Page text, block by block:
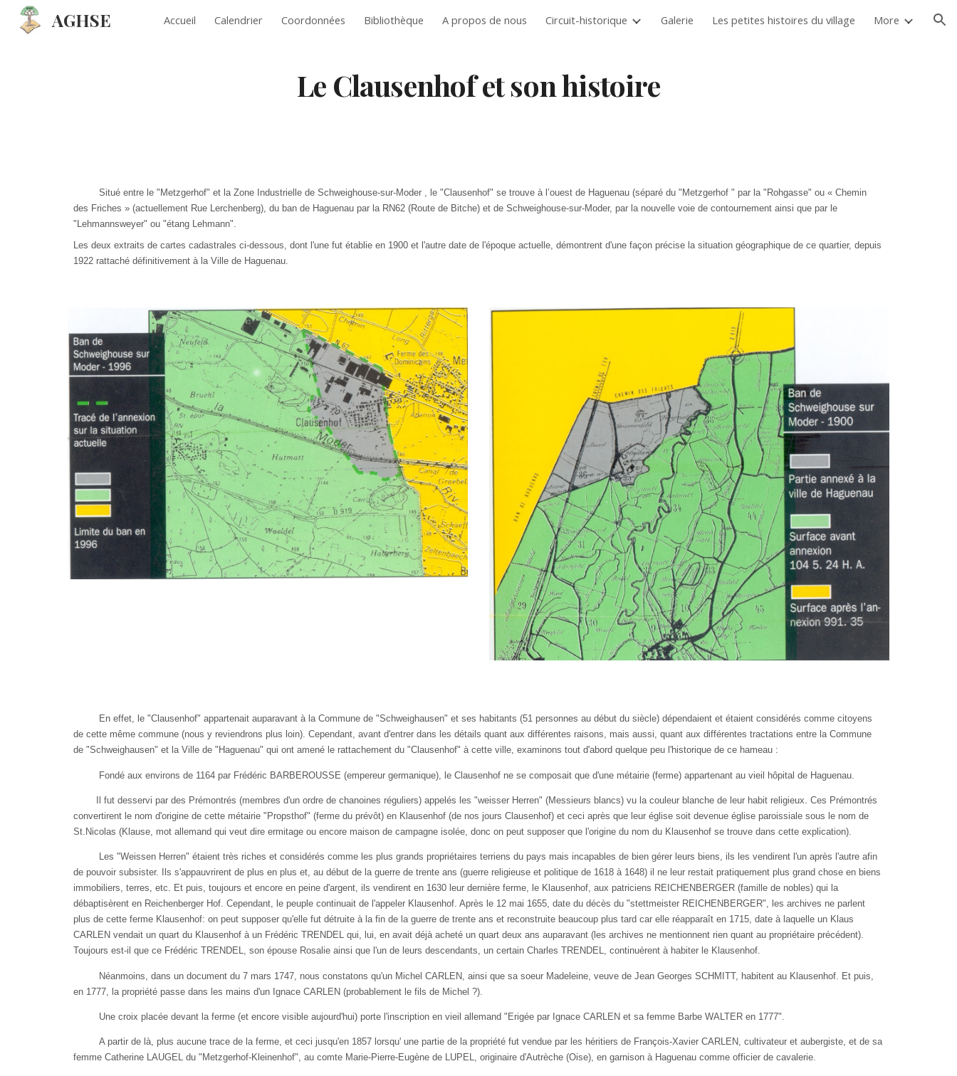
Skip to main content Skip to navigation
AGHSE Accueil Calendrier Coordonnées Bibliothèque A propos de nous Circuit-historique Galerie Les petites histoires du village More
Le Clausenhof et son histoire
Situé entre le "Metzgerhof" et la Zone Industrielle de Schweighouse-sur-Moder , le "Clausenhof" se trouve à l’ouest de Haguenau (séparé du "Metzgerhof " par la "Rohgasse" ou « Chemin
des Friches » (actuellement Rue Lerchen­berg), du ban de Haguenau par la RN62 (Route de Bitche) et de Schweighouse-sur-Moder, par la nouvelle voie de contournement ainsi que par le
"Lehmann­sweyer" ou "étang Lehmann".
Les deux extraits de cartes cadas­trales ci-dessous, dont l'une fut établie en 1900 et l'autre date de l'époque actuelle, démontrent d'une façon pré­cise la situation géographique de ce quartier, depuis
1922 rattaché défini­tivement à la Ville de Haguenau.
En effet, le "Clausenhof" appartenait auparavant à la Commune de "Schweighausen" et ses habitants (51 personnes au début du siècle) dépendaient et étaient considérés comme citoyens
de cette même com­mune (nous y reviendrons plus loin). Cependant, avant d'entrer dans les détails quant aux différentes raisons, mais aussi, quant aux différentes tractations entre la Commune
de "Schweighausen" et la Ville de "Haguenau" qui ont amené le ratta­chement du "Clausenhof" à cette ville, examinons tout d'abord quelque peu l'historique de ce hameau :
Fondé aux environs de 1164 par Frédéric BARBEROUSSE (empereur germanique), le Clausenhof ne se composait que d'une métairie (ferme) appartenant au vieil hôpital de Haguenau.
Il fut desservi par des Prémontrés (membres d'un ordre de chanoines réguliers) appelés les "weisser Herren" (Messieurs blancs) vu la couleur blanche de leur habit religieux. Ces Prémontrés
convertirent le nom d'origine de cette métairie "Propsthof" (ferme du prévôt) en Klausenhof (de nos jours Clausenhof) et ceci après que leur église soit devenue église paroissiale sous le nom de
St.­Nicolas (Klause, mot allemand qui veut dire ermitage ou encore maison de campagne isolée, donc on peut supposer que l'origine du nom du Klausenhof se trouve dans cette expli­cation).
Les "Weissen Herren" étaient très riches et considérés comme les plus grands propriétaires terriens du pays mais incapables de bien gérer leurs biens, ils les vendirent l'un après l'autre afin
de pouvoir subsister. Ils s'appauvrirent de plus en plus et, au début de la guerre de trente ans (guerre religieuse et politique de 1618 à 1648) il ne leur restait pratiquement plus grand chose en biens
immobiliers, terres, etc. Et puis, tou­jours et encore en peine d'argent, ils vendirent en 1630 leur dernière ferme, le Klausenhof, aux patriciens REICHENBERGER (famille de nobles) qui la
débaptisèrent en Reichenberger Hof. Cependant, le peuple continuait de l'appeler Klausenhof. Après le 12 mai 1655, date du décès du "stett­meister REICHENBERGER", les archives ne parlent
plus de cette ferme Klausenhof: on peut supposer qu'el­le fut détruite à la fin de la guerre de trente ans et reconstruite beaucoup plus tard car elle réapparaît en 1715, date à laquelle un Klaus
CARLEN ven­dait un quart du Klausenhof à un Frédéric TRENDEL qui, lui, en avait déjà acheté un quart deux ans aupa­ravant (les archives ne mentionnent rien quant au propriétaire précédent).
Toujours est-il que ce Frédéric TREN­DEL, son épouse Rosalie ainsi que l'un de leurs descendants, un certain Charles TRENDEL, continuèrent à habiter le Klausenhof.
Néanmoins, dans un document du 7 mars 1747, nous constatons qu'un Michel CARLEN, ainsi que sa soeur Madeleine, veuve de Jean Georges SCHMITT, habitent au Klausenhof. Et puis,
en 1777, la propriété passe dans les mains d'un Ignace CARLEN (probablement le fils de Michel ?).
Une croix placée devant la ferme (et encore visible aujourd'hui) porte l'ins­cription en vieil allemand "Erigée par Ignace CARLEN et sa femme Barbe WALTER en 1777".
A partir de là, plus aucune trace de la ferme, et ceci jusqu'en 1857 lorsqu' une partie de la propriété fut vendue par les héritiers de François-Xavier CARLEN, cultivateur et aubergiste, et de sa
femme Catherine LAUGEL du "Metzgerhof-Kleinenhof", au comte Marie-Pierre-Eugène de LUPEL, ori­ginaire d'Autrèche (Oise), en garnison à Haguenau comme officier de cava­lerie.